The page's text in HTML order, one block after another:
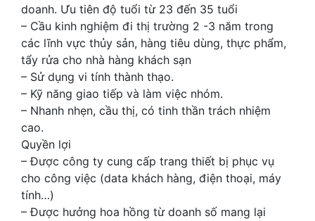
doanh. Ưu tiên độ tuổi từ 23 đến 35 tuổi
– Cầu kinh nghiệm đi thị trường 2 -3 năm trong
các lĩnh vực thủy sản, hàng tiêu dùng, thực phẩm,
tẩy rửa cho nhà hàng khách sạn
– Sử dụng vi tính thành thạo.
– Kỹ năng giao tiếp và làm việc nhóm.
– Nhanh nhẹn, cầu thị, có tinh thần trách nhiệm
cao.
Quyền lợi
– Được công ty cung cấp trang thiết bị phục vụ
cho công việc (data khách hàng, điện thoại, máy
tính…)
– Được hưởng hoa hồng từ doanh số mang lại